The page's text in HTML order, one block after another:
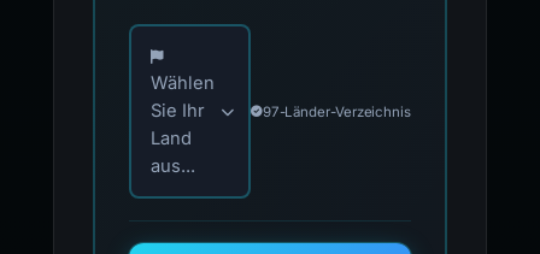
Wählen Sie Ihr Land für offizielle
Wählen
Sie Ihr
Land
aus...
97-Länder-Verzeichnis